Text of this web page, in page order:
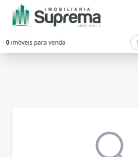
0 imóveis para venda